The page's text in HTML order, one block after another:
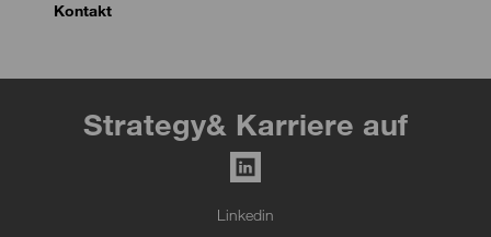
Kontakt
Strategy& Karriere auf
Linkedin